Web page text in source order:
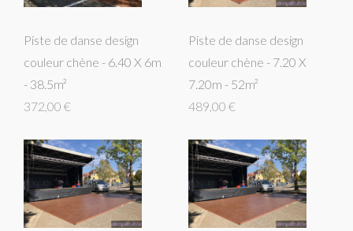
Piste de danse design
couleur chène - 6.40 X 6m
- 38.5m²
372,00 €
Piste de danse design
couleur chène - 7.20 X
7.20m - 52m²
489,00 €